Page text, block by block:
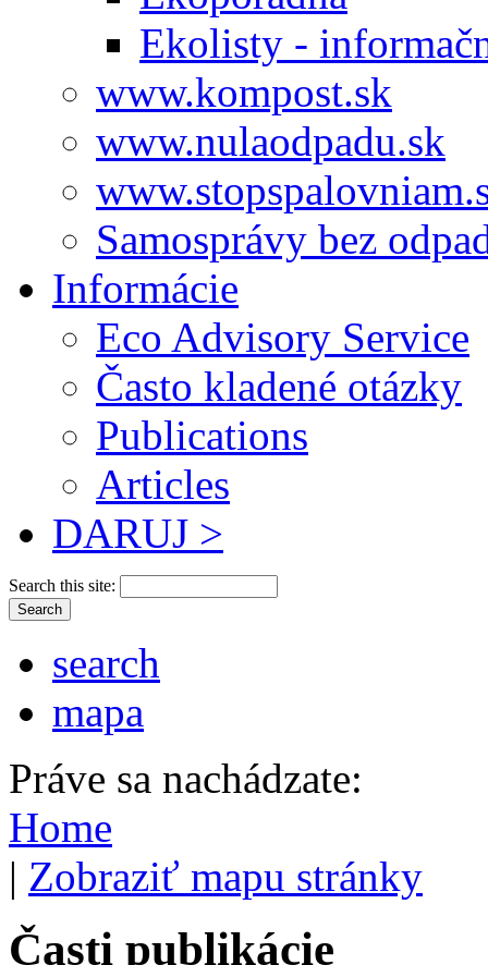
Ekolisty -
www.kompost.sk
www.nulaodpadu.sk
Samosprávy bez
Informácie
Eco Advisory Service
Často kladené otázky
Publications
Articles
DARUJ >
Search this site:
search
mapa
Práve sa nachádzate:
Home
| Zobraziť mapu stránky
Časti publikácie